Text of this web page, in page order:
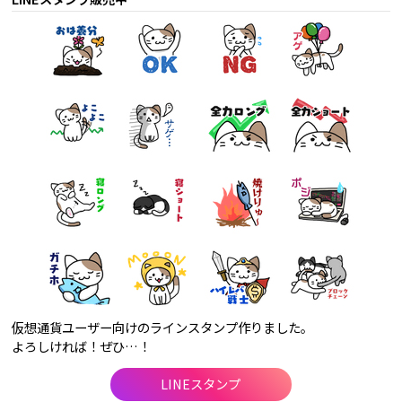
仮想通貨ユーザー向けのラインスタンプ作りました。
よろしければ！ぜひ…！
LINEスタンプ